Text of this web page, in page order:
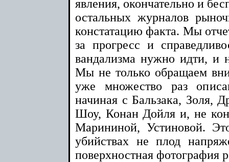
явления, окончательно и
остальных журналов
констатацию факта. Мы
за прогресс и
вандализма нужно идти, и
Мы не только обращаем
уже множество раз
начиная с Бальзака, Золя,
Шоу, Конан Дойля и, не
Марининой, Устиновой.
убийствах не плод
поверхностная фотография